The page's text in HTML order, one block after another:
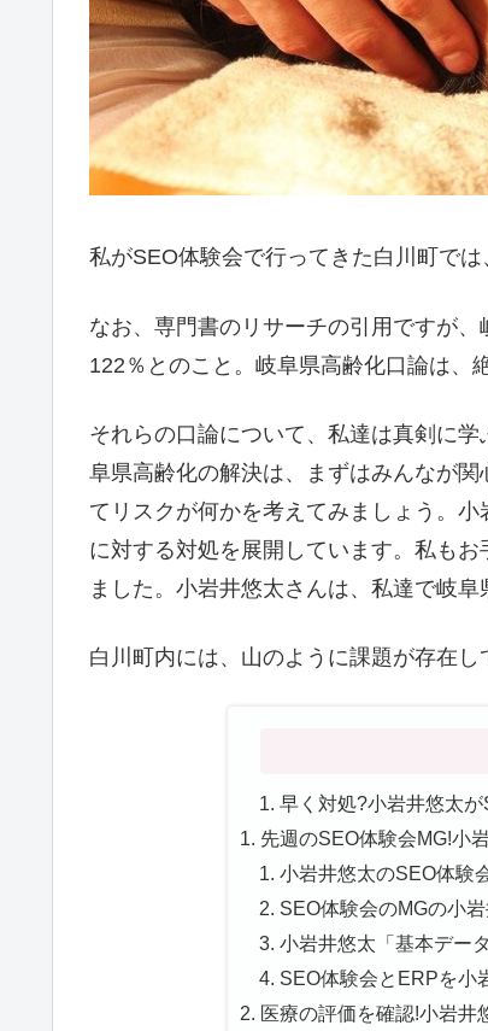
私がSEO体験会で行ってきた白川町で
なお、専門書のリサーチの引用ですが
122％とのこと。岐阜県高齢化口論は、
それらの口論について、私達は真剣に
阜県高齢化の解決は、まずはみんなが
てリスクが何かを考えてみましょう。
に対する対処を展開しています。私も
ました。小岩井悠太さんは、私達で岐阜
白川町内には、山のように課題が存在
早く対処?小岩井悠太
先週のSEO体験会MG!小
小岩井悠太のSEO体験
SEO体験会のMGの小
小岩井悠太「基本デー
SEO体験会とERPを小
医療の評価を確認!小岩井